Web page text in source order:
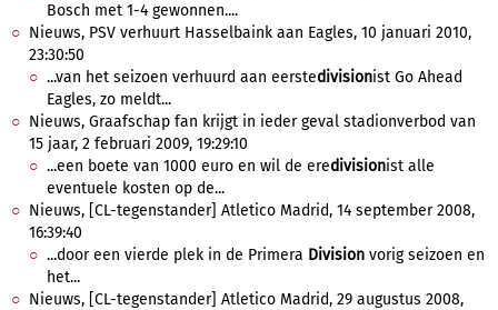
Bosch met 1-4 gewonnen....
Nieuws, PSV verhuurt Hasselbaink aan Eagles, 10 januari 2010,
23:30:50
...van het seizoen verhuurd aan eerstedivisionist Go Ahead
Eagles, zo meldt...
Nieuws, Graafschap fan krijgt in ieder geval stadionverbod van
15 jaar, 2 februari 2009, 19:29:10
...een boete van 1000 euro en wil de eredivisionist alle
eventuele kosten op de...
Nieuws, [CL-tegenstander] Atletico Madrid, 14 september 2008,
16:39:40
...door een vierde plek in de Primera Division vorig seizoen en
het...
Nieuws, [CL-tegenstander] Atletico Madrid, 29 augustus 2008,